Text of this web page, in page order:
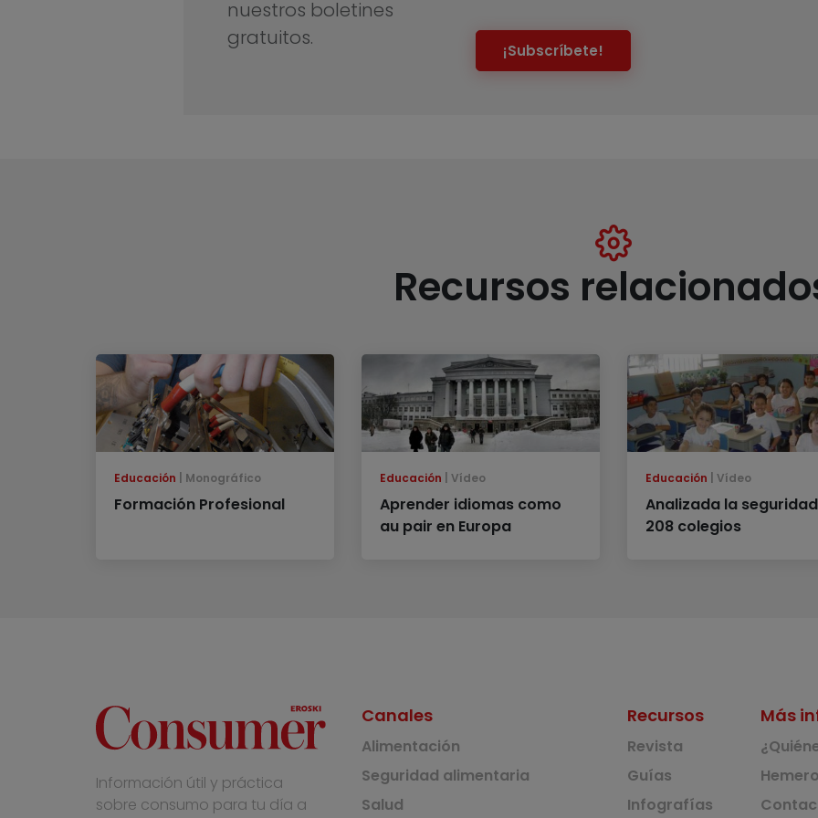
nuestros boletines
gratuitos.
¡Subscríbete!
Recursos
Educación Monográfico
Formación Profesional
Educación Vídeo
Aprender idiomas como
au pair en Europa
Educación Vídeo
Analizada la
208 colegios
Información útil y práctica
sobre consumo para tu día a
Canales
Alimentación
Seguridad alimentaria
Salud
Recursos
Revista
Guías
Infografías
Más